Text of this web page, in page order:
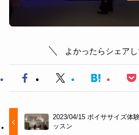
よかったらシェアし
2023/04/15 ボイササイズ体
ッスン